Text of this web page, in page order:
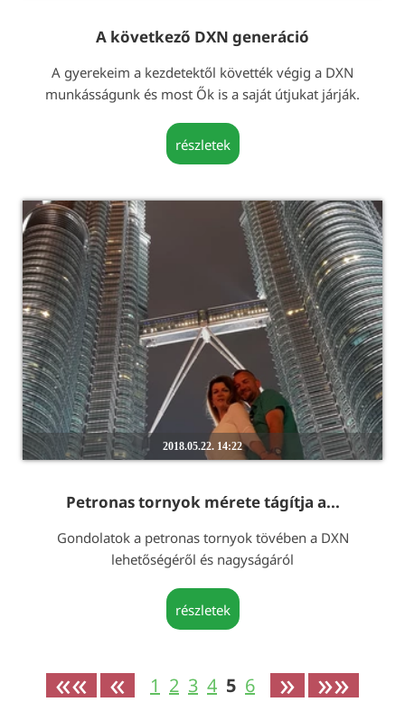
A következő DXN generáció
A gyerekeim a kezdetektől követték végig a DXN
munkásságunk és most Ők is a saját útjukat járják.
részletek
2018.05.22. 14:22
Petronas tornyok mérete tágítja a...
Gondolatok a petronas tornyok tövében a DXN
lehetőségéről és nagyságáról
részletek
«« « 1 2 3 4 5 6 » »»